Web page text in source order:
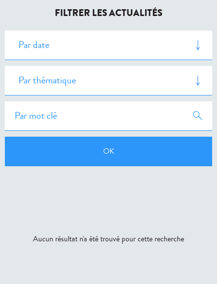
FILTRER LES ACTUALITÉS
Aucun résultat n'a été trouvé pour cette recherche